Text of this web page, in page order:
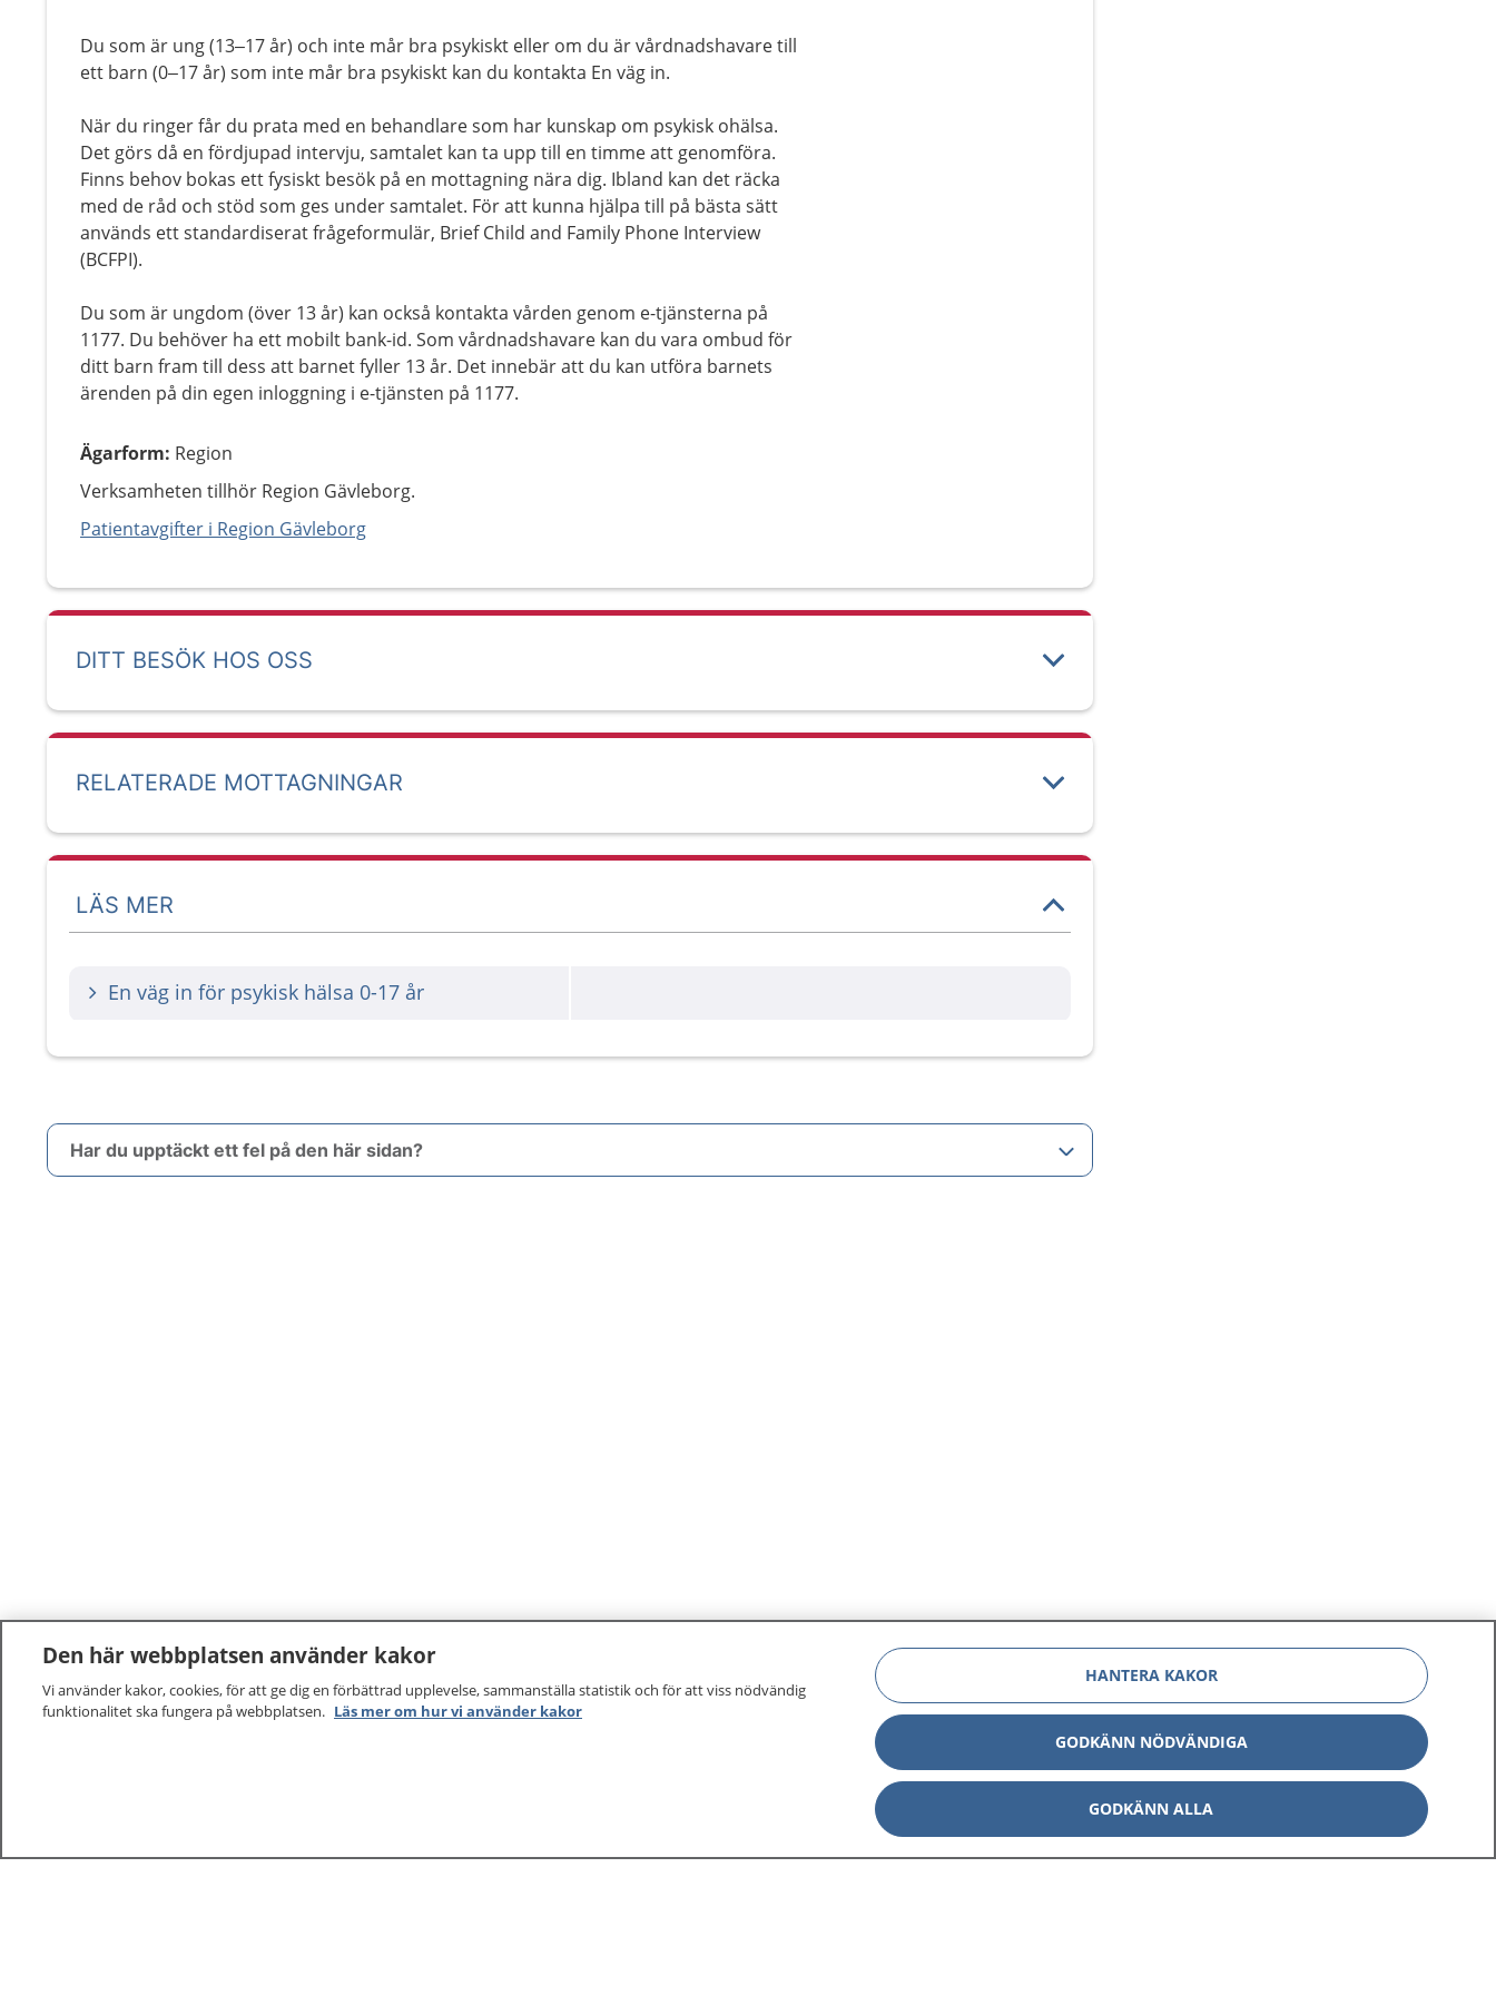
Du som är ung (13–17 år) och inte mår bra psykiskt eller om du är vårdnadshavare till
ett barn (0–17 år) som inte mår bra psykiskt kan du kontakta En väg in.
När du ringer får du prata med en behandlare som har kunskap om psykisk ohälsa.
Det görs då en fördjupad intervju, samtalet kan ta upp till en timme att genomföra.
Finns behov bokas ett fysiskt besök på en mottagning nära dig. Ibland kan det räcka
med de råd och stöd som ges under samtalet. För att kunna hjälpa till på bästa sätt
används ett standardiserat frågeformulär, Brief Child and Family Phone Interview
(BCFPI).
Du som är ungdom (över 13 år) kan också kontakta vården genom e-tjänsterna på
1177. Du behöver ha ett mobilt bank-id. Som vårdnadshavare kan du vara ombud för
ditt barn fram till dess att barnet fyller 13 år. Det innebär att du kan utföra barnets
ärenden på din egen inloggning i e-tjänsten på 1177.
Ägarform: Region
Verksamheten tillhör Region Gävleborg.
Patientavgifter i Region Gävleborg
DITT BESÖK HOS OSS
RELATERADE MOTTAGNINGAR
LÄS MER
En väg in för psykisk hälsa 0-17 år
Har du upptäckt ett fel på den här sidan?
Den här webbplatsen använder kakor
Vi använder kakor, cookies, för att ge dig en förbättrad upplevelse, sammanställa statistik och för att viss nödvändig
funktionalitet ska fungera på webbplatsen. Läs mer om hur vi använder kakor
HANTERA KAKOR
GODKÄNN NÖDVÄNDIGA
GODKÄNN ALLA